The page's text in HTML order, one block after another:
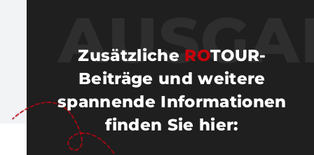
Zusätzliche ROTOUR-
Beiträge und weitere
spannende Informationen
finden Sie hier: